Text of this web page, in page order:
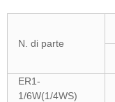
N. di parte
ER1-
1/6W(1/4WS)